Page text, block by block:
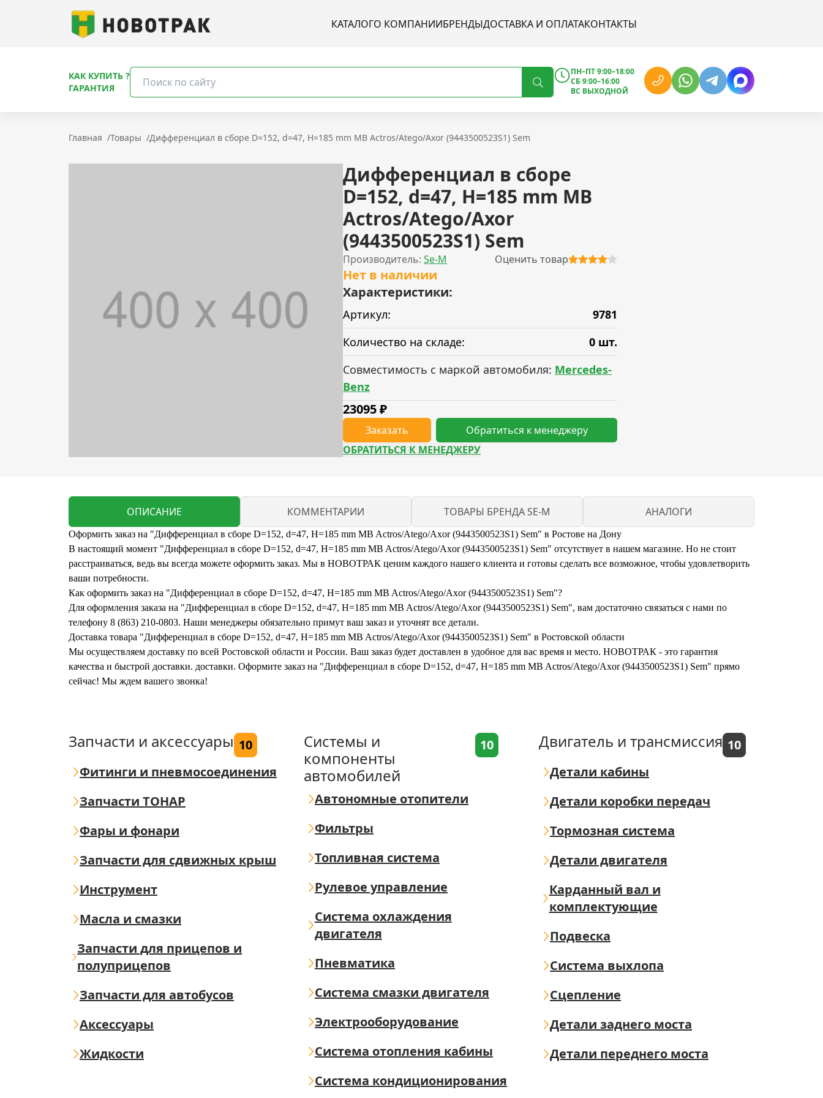
КАТАЛОГО КОМПАНИИБРЕНДЫДОСТАВКА И ОПЛАТАКОНТАКТЫ
КАК КУПИТЬ ?
ГАРАНТИЯ
ПН–ПТ 9:00–18:00
СБ 9:00–16:00
ВС ВЫХОДНОЙ
Главная /Товары /Дифференциал в сборе D=152, d=47, H=185 mm MB Actros/Atego/Axor (9443500523S1) Sem
Дифференциал в сборе
D=152, d=47, H=185 mm MB
Actros/Atego/Axor
(9443500523S1) Sem
Производитель: Se-M Оценить товар
Нет в наличии
Характеристики:
Артикул:
9781
Количество на складе:
0 шт.
Совместимость с маркой автомобиля: Mercedes-
Benz
23095₽
Заказать
Обратиться к менеджеру
ОБРАТИТЬСЯ К МЕНЕДЖЕРУ
ОПИСАНИЕ КОММЕНТАРИИ ТОВАРЫ БРЕНДА SE-M АНАЛОГИ
Оформить заказ на "Дифференциал в сборе D=152, d=47, H=185 mm MB Actros/Atego/Axor (9443500523S1) Sem" в Ростове на Дону
В настоящий момент "Дифференциал в сборе D=152, d=47, H=185 mm MB Actros/Atego/Axor (9443500523S1) Sem" отсутствует в нашем магазине. Но не стоит
расстраиваться, ведь вы всегда можете оформить заказ. Мы в НОВОТРАК ценим каждого нашего клиента и готовы сделать все возможное, чтобы удовлетворить
ваши потребности.
Как оформить заказ на "Дифференциал в сборе D=152, d=47, H=185 mm MB Actros/Atego/Axor (9443500523S1) Sem"?
Для оформления заказа на "Дифференциал в сборе D=152, d=47, H=185 mm MB Actros/Atego/Axor (9443500523S1) Sem", вам достаточно связаться с нами по
телефону 8 (863) 210-0803. Наши менеджеры обязательно примут ваш заказ и уточнят все детали.
Доставка товара "Дифференциал в сборе D=152, d=47, H=185 mm MB Actros/Atego/Axor (9443500523S1) Sem" в Ростовской области
Мы осуществляем доставку по всей Ростовской области и России. Ваш заказ будет доставлен в удобное для вас время и место. НОВОТРАК - это гарантия
качества и быстрой доставки. доставки. Оформите заказ на "Дифференциал в сборе D=152, d=47, H=185 mm MB Actros/Atego/Axor (9443500523S1) Sem" прямо
сейчас! Мы ждем вашего звонка!
Запчасти и аксессуары 10
Фитинги и пневмосоединения
Запчасти ТОНАР
Фары и фонари
Запчасти для сдвижных крыш
Инструмент
Масла и смазки
Запчасти для прицепов и
полуприцепов
Запчасти для автобусов
Аксессуары
Жидкости
Системы и
компоненты
автомобилей
10
Автономные отопители
Фильтры
Топливная система
Рулевое управление
Система охлаждения
двигателя
Пневматика
Система смазки двигателя
Электрооборудование
Система отопления кабины
Система кондиционирования
Двигатель и трансмиссия 10
Детали кабины
Детали коробки передач
Тормозная система
Детали двигателя
Карданный вал и
комплектующие
Подвеска
Система выхлопа
Сцепление
Детали заднего моста
Детали переднего моста